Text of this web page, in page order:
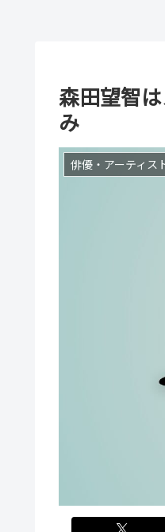
森田望智
み
俳優・アーティス